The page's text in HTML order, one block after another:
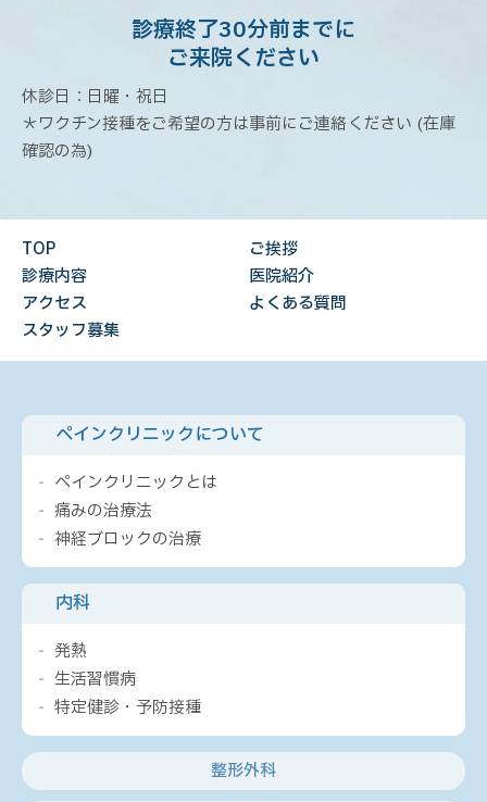
診療終了30分前までに
ご来院ください
休診日：日曜・祝日
＊ワクチン接種をご希望の方は事前にご連絡ください (在庫
確認の為)
TOP
ご挨拶
診療内容
医院紹介
アクセス
よくある質問
スタッフ募集
ペインクリニックについて
ペインクリニックとは
痛みの治療法
神経ブロックの治療
内科
発熱
生活習慣病
特定健診・予防接種
整形外科